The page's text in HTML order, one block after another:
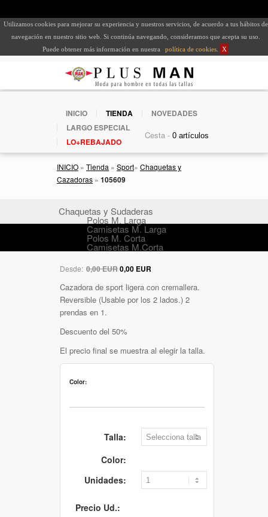
Utilizamos cookies para mejorar su experiencia y nuestros servicios, de acuerdo a tus hábitos de
navegación en nuestro sitio web. Si continúa navegando, consideramos que acepta su uso.
Puede obtener más información en nuestra
política de cookies X
INICIO TIENDA
NOVEDADES
LARGO ESPECIAL
LO+REBAJADO
Cesta -
INICIO » Tienda » Sport» Chaquetas y
Cazadoras » 105609
Chaquetas y Sudaderas
Polos M. Larga
Camisetas M. Larga
Polos M. Corta
Camisetas M.Corta
Desde: 0,00 EUR0,00 EUR
Cazadora de sport ligera con cremallera.
Reversible (Usable por los 2 lados.) 2
prendas en 1.
Descuento del 50%
El precio final se muestra al elegir la talla.
Color:
Talla:
Color:
Unidades:
Precio Ud.: